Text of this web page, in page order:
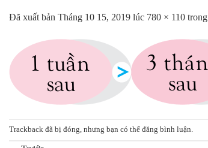
Đã xuất bản Tháng 10 15, 2019 lúc 780 × 110 trong
Trackback đã bị đóng, nhưng bạn có thể đăng bình luận.